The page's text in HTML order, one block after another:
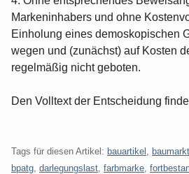
Markeninhabers und ohne
Einholung eines demoskopischen
wegen und (zunächst) auf Kosten
regelmäßig nicht geboten.
Den Volltext der Entscheidung
Tags für diesen Artikel: bauartikel baumarkt
bpatg darlegungslast farbmarke